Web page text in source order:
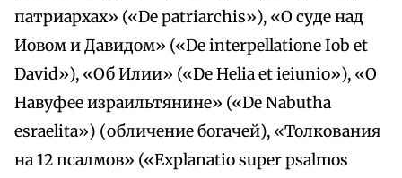
патриархах» («De patriarchis»), «О суде над
Иовом и Давидом» («De interpellatione Iob et
David»), «Об Илии» («De Helia et ieiunio»), «О
Навуфее израильтянине» («De Nabutha
esraelita») (обличение богачей), «Толкования
на 12 псалмов» («Explanatio super psalmos